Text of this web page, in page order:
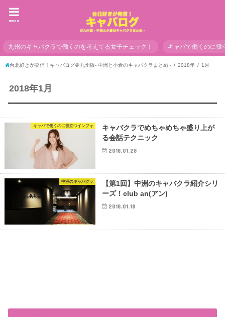
menu
九州のキャバクラで働くのを考えてる女子チェック！ キャバで働くのに役
台北好きが発信！キャバログ＠九州版- 中洲と小倉のキャバクラまとめ - 2018年 1月
2018年1月
キャバで働くのに役立つインフォ
キャバクラでめちゃめちゃ盛り上が
る会話テクニック
2018.01.28
中洲のキャバクラ
【第1回】中洲のキャバクラ紹介シリ
ーズ！club an(アン)
2018.01.18